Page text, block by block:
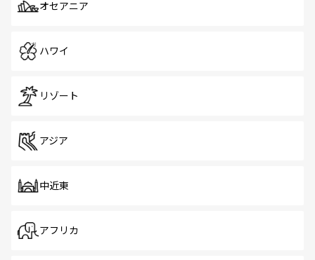
オセアニア
ハワイ
リゾート
アジア
中近東
アフリカ